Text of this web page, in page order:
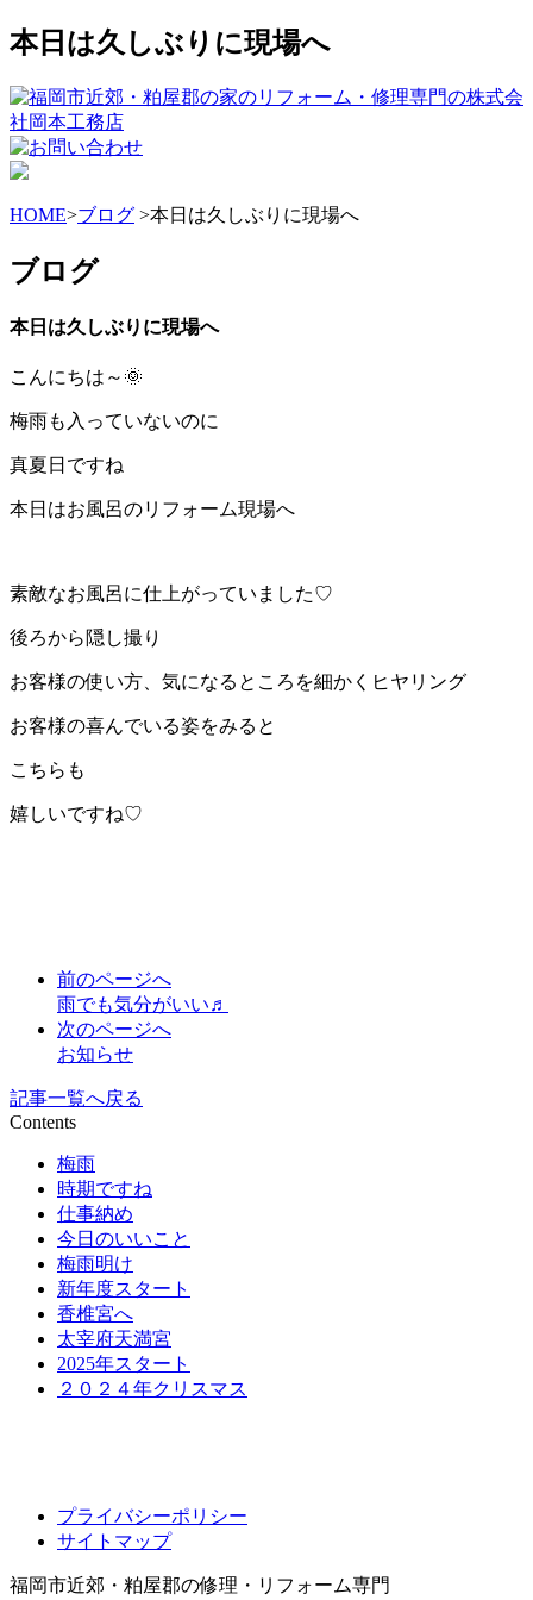
本日は久しぶりに現場へ
HOME>ブログ >本日は久しぶりに現場へ
ブログ
本日は久しぶりに現場へ
こんにちは～🌞
梅雨も入っていないのに
真夏日ですね
本日はお風呂のリフォーム現場へ
素敵なお風呂に仕上がっていました♡
後ろから隠し撮り
お客様の使い方、気になるところを細かくヒヤリング
お客様の喜んでいる姿をみると
こちらも
嬉しいですね♡
前のページへ
雨でも気分がいい♬
次のページへ
お知らせ
記事一覧へ戻る
Contents
梅雨
時期ですね
仕事納め
今日のいいこと
梅雨明け
新年度スタート
香椎宮へ
太宰府天満宮
2025年スタート
２０２４年クリスマス
プライバシーポリシー
サイトマップ
福岡市近郊・粕屋郡の修理・リフォーム専門